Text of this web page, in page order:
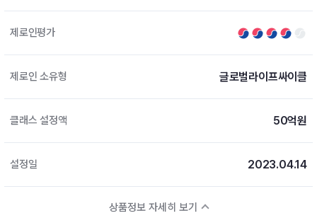
제로인평가
제로인 소유형 글로벌라이프싸이클
클래스 설정액 50억원
설정일 2023.04.14
상품정보 자세히 보기
DIY 포트 관리
고객라운지
이벤트
공지사항
FAQ